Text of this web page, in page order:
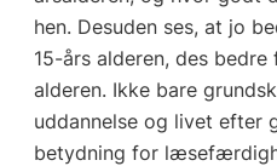
hen. Desuden ses, at jo
15-års alderen, des
alderen. Ikke bare
uddannelse og livet efter
betydning for